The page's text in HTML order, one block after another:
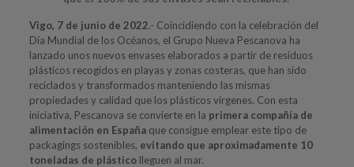
Vigo, 7 de junio de 2022.- Coincidiendo con la celebración del
Día Mundial de los Océanos, el Grupo Nueva Pescanova ha
lanzado unos nuevos envases elaborados a partir de residuos
plásticos recogidos en playas y zonas costeras, que han sido
reciclados y transformados manteniendo las mismas
propiedades y calidad que los plásticos vírgenes. Con esta
iniciativa, Pescanova se convierte en la primera compañía de
alimentación en Españaque consigue emplear este tipo de
packagings sostenibles, evitando que aproximadamente 10
toneladas de plásticolleguen al mar.